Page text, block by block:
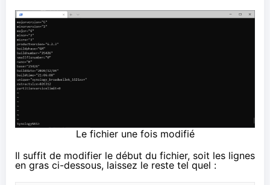
Le fichier une fois modifié
Il suffit de modifier le début du fichier, soit les lignes
en gras ci-dessous, laissez le reste tel quel :